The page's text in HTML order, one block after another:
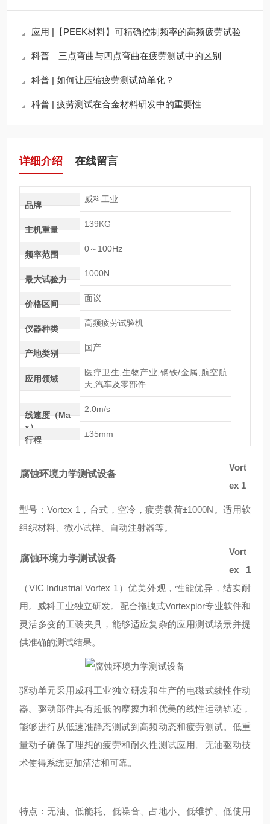
应用 |【PEEK材料】可精确控制频率的高频疲劳试验
科普｜三点弯曲与四点弯曲在疲劳测试中的区别
科普 | 如何让压缩疲劳测试简单化？
科普 | 疲劳测试在合金材料研发中的重要性
详细介绍 在线留言
品牌
威科工业
主机重量
139KG
频率范围
0～100Hz
最大试验力
1000N
价格区间
面议
仪器种类
高频疲劳试验机
产地类别
国产
应用领域
医疗卫生,生物产业,钢铁/金属,航空航
天,汽车及零部件
线速度（Ma
x）
2.0m/s
行程
±35mm
腐蚀环境力学测试设备
Vort
ex 1
型号：Vortex 1，台式，空冷，疲劳载荷±1000N。适用软
组织材料、微小试样、自动注射器等。
腐蚀环境力学测试设备
Vort
ex 1
（VIC Industrial Vortex 1）优美外观，性能优异，结实耐
用。威科工业独立研发。配合拖拽式Vortexplor专业软件和
灵活多变的工装夹具，能够适应复杂的应用测试场景并提
供准确的测试结果。
驱动单元采用威科工业独立研发和生产的电磁式线性作动
器。驱动部件具有超低的摩擦力和优美的线性运动轨迹，
能够进行从低速准静态测试到高频动态和疲劳测试。低重
量动子确保了理想的疲劳和耐久性测试应用。无油驱动技
术使得系统更加清洁和可靠。
特点：无油、低能耗、低噪音、占地小、低维护、低使用